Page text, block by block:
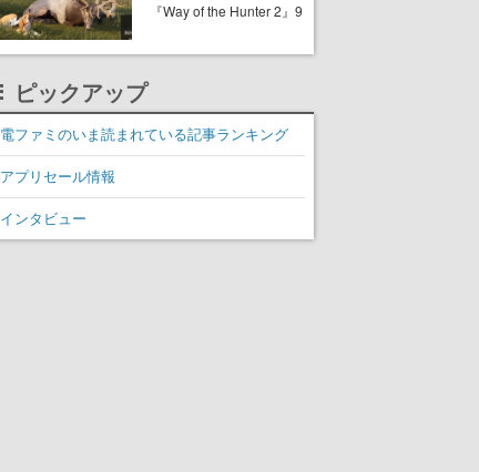
『Way of the Hunter 2』9
て登場し、冒険を重ねる
と成長する。記念撮影も
ピックアップ
電ファミのいま読まれている記事ランキング
アプリセール情報
インタビュー